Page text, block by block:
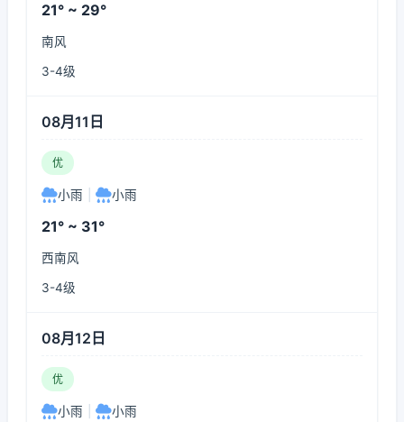
21° ~ 29°
南风
3-4级
08月11日
优
小雨 小雨
21° ~ 31°
西南风
3-4级
08月12日
优
小雨 小雨